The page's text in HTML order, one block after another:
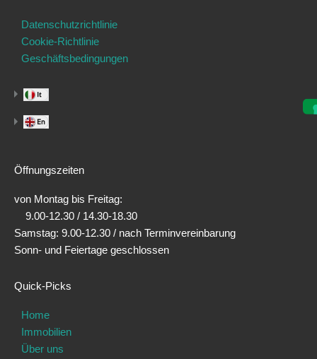
Datenschutzrichtlinie
Cookie-Richtlinie
Geschäftsbedingungen
Öffnungszeiten
von Montag bis Freitag:
9.00-12.30 / 14.30-18.30
Samstag: 9.00-12.30 / nach Terminvereinbarung
Sonn- und Feiertage geschlossen
Quick-Picks
Home
Immobilien
Über uns